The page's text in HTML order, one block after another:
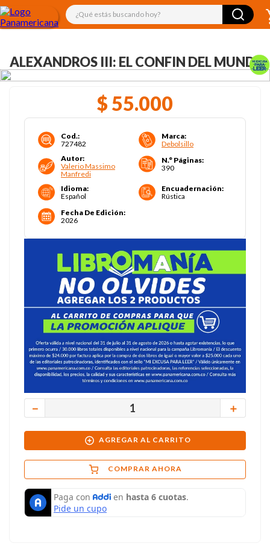
¿Qué estás buscando hoy?
ALEXANDROS III: EL CONFIN DEL MUNDO
$ 55.000
Cod.:
727482
Marca:
Debolsillo
Autor:
Valerio Massimo
Manfredi
N.° Páginas:
390
Idioma:
Español
Encuadernación:
Rústica
Fecha De Edición:
2026
＋
－
AGREGAR AL CARRITO
COMPRAR AHORA